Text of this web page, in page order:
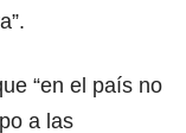
“en el país no
a las